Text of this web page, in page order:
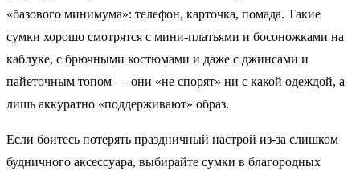
«базового минимума»: телефон, карточка, помада. Такие
сумки хорошо смотрятся с мини-платьями и босоножками на
каблуке, с брючными костюмами и даже с джинсами и
пайеточным топом — они «не спорят» ни с какой одеждой, а
лишь аккуратно «поддерживают» образ.
Если боитесь потерять праздничный настрой из‑за слишком
будничного аксессуара, выбирайте сумки в благородных